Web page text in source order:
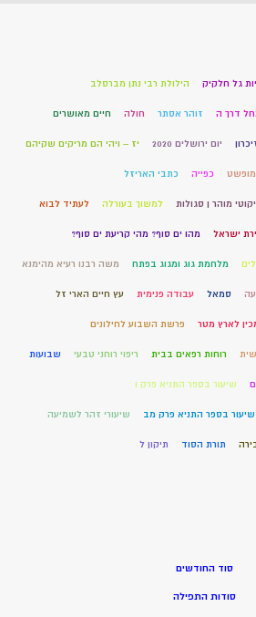
גל חלקיק הילולת רבי נתן מברסלב
דרך ה זוהר אסתר חולה חיים מאושרים
יום ירושלים 2020 יז – ויהי הם מריקים שקיהם
מופשט כפייה כתבי האריזל
מוהר ן סגולות למשוך בעורלה לעתיד לבוא
ישראל מהו ים סוף? מהי קריעת ים סוף?
מלחמת גוג ומגוג בפתח משה רבנו רעיא מהימנא
סמאל עבודה פנימית עץ חיים הארי זל
לארץ מטר פרשת השבוע לחילונים
רוחות רפאים בבית ריפוי רוחני טבעי שבועות
שיעור בספר התניא פרק ו
שיעור בספר התניא פרק מב שיעורי זהר לשמיעה
תורת הסוד תיקון ל
סוד החודשים
סודות התפילה